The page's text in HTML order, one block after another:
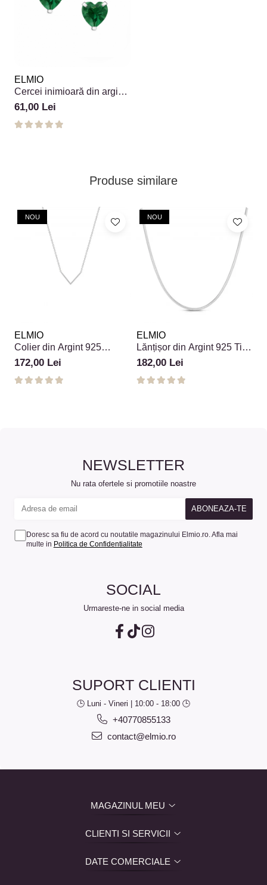
ELMIO
Cercei inimioară din argint
925 cu zirconiu
61,00 Lei
Produse similare
NOU
ELMIO
Colier din Argint 925
Chevron Geometric
172,00 Lei
NOU
ELMIO
Lănțișor din Argint 925 Tip
Snake Moments
182,00 Lei
NEWSLETTER
Nu rata ofertele si promotiile noastre
Doresc sa fiu de acord cu noutatile magazinului Elmio.ro. Afla mai
multe in Politica de Confidentialitate
SOCIAL
Urmareste-ne in social media
SUPORT CLIENTI
🕒 Luni - Vineri | 10:00 - 18:00 🕒
+40770855133
contact@elmio.ro
MAGAZINUL MEU
CLIENTI SI SERVICII
DATE COMERCIALE